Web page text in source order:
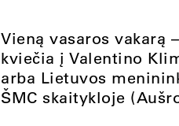
Vieną vasaros vakarą
kviečia į Valentino
arba Lietuvos
ŠMC skaitykloje (